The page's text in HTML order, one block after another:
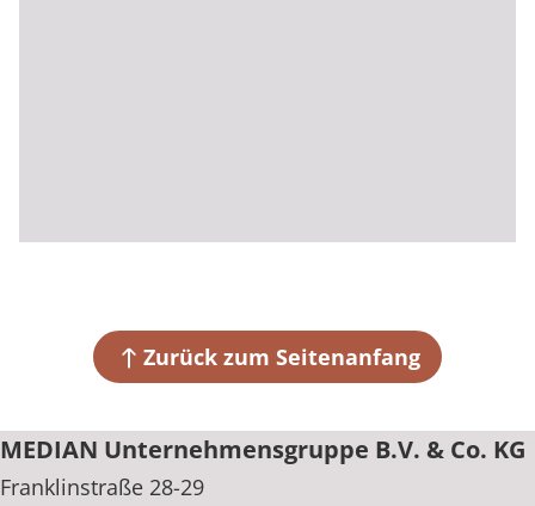
Zurück zum Seitenanfang
MEDIAN Unternehmensgruppe B.V. & Co. KG
Franklinstraße 28-29